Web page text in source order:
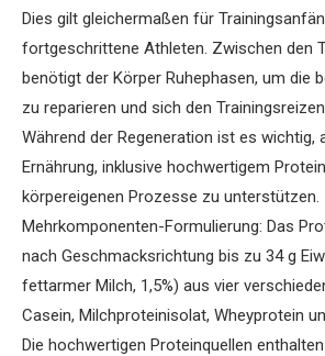
Dies gilt gleichermaßen für
fortgeschrittene Athleten. Zwischen den
benötigt der Körper Ruhephasen, um die
zu reparieren und sich den
Während der Regeneration ist es wichtig,
Ernährung, inklusive hochwertigem
körpereigenen Prozesse zu unterstützen.
Mehrkomponenten-Formulierung: Das
nach Geschmacksrichtung bis zu 34 g
fettarmer Milch, 1,5%) aus vier
Casein, Milchproteinisolat, Wheyprotein
Die hochwertigen Proteinquellen